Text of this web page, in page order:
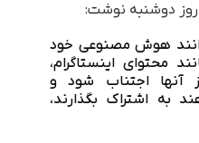
روز دوشنبه نوشت:
هوش مصنوعی خود
محتوای اینستاگرام،
آنها اجتناب شود و
به اشتراک بگذارند،